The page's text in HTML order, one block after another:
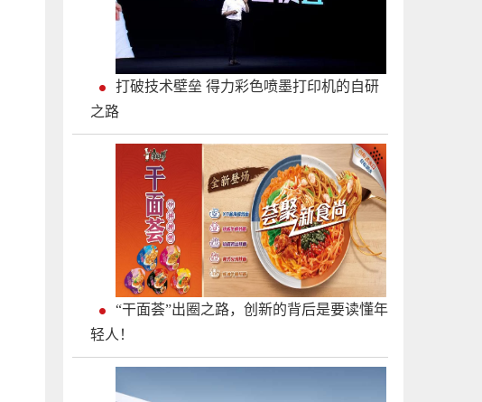
打破技术壁垒 得力彩色喷墨打印机的自研
之路
“干面荟”出圈之路，创新的背后是要读懂年
轻人！